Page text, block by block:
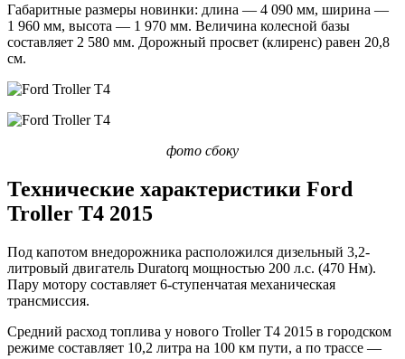
Габаритные размеры новинки: длина — 4 090 мм, ширина —
1 960 мм, высота — 1 970 мм. Величина колесной базы
составляет 2 580 мм. Дорожный просвет (клиренс) равен 20,8
см.
фото сбоку
Технические характеристики Ford
Troller T4 2015
Под капотом внедорожника расположился дизельный 3,2-
литровый двигатель Duratorq мощностью 200 л.с. (470 Нм).
Пару мотору составляет 6-ступенчатая механическая
трансмиссия.
Средний расход топлива у нового Troller T4 2015 в городском
режиме составляет 10,2 литра на 100 км пути, а по трассе —